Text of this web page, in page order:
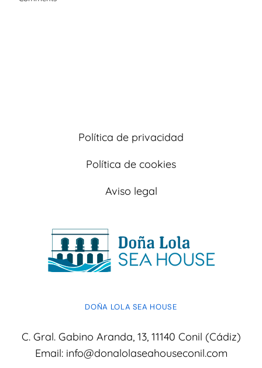
Política de privacidad
Política de cookies
Aviso legal
DOÑA LOLA SEA HOUSE
C. Gral. Gabino Aranda, 13, 11140 Conil (Cádiz)
Email: info@donalolaseahouseconil.com